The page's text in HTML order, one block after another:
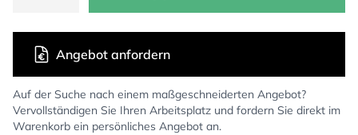
Auf der Suche nach einem maßgeschneiderten Angebot?
Vervollständigen Sie Ihren Arbeitsplatz und fordern Sie direkt im
Warenkorb ein persönliches Angebot an.
Angebot anfordern